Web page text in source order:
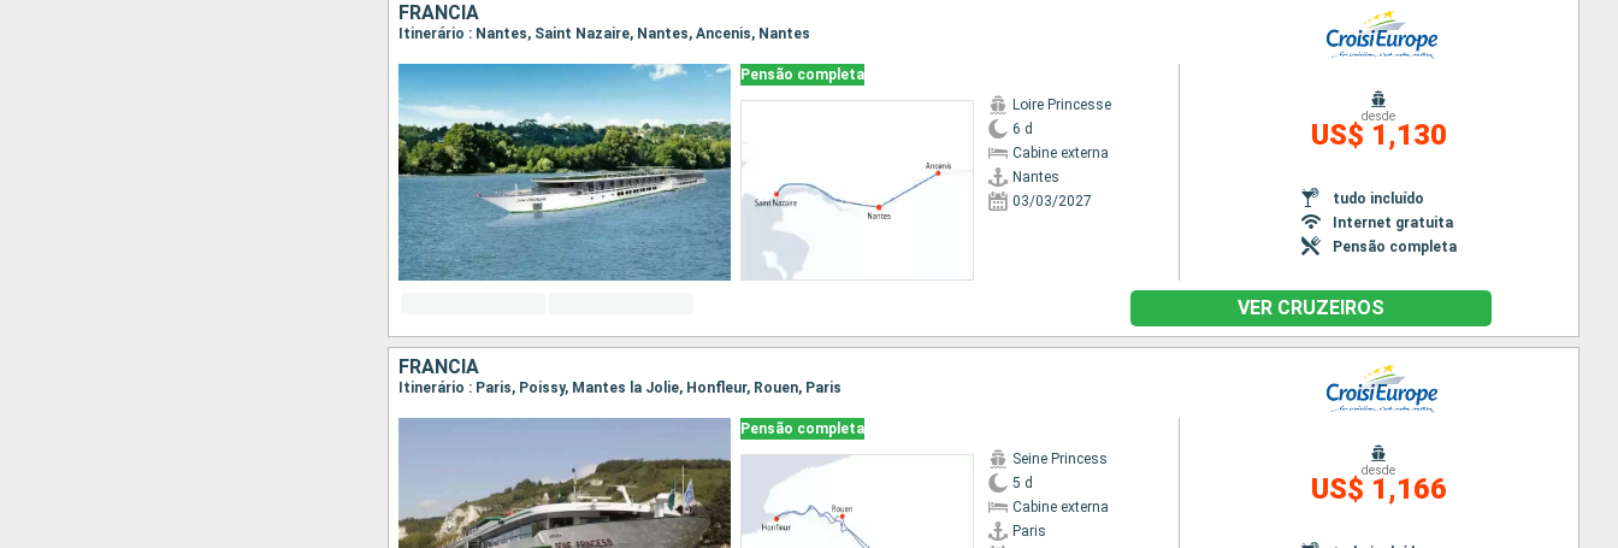
FRANCIA
Itinerário : Nantes, Saint Nazaire, Nantes, Ancenis, Nantes
Pensão completa
Loire Princesse
6 d
Cabine externa
Nantes
03/03/2027
desde
US$ 1,130
tudo incluído
Internet gratuita
Pensão completa
VER CRUZEIROS
FRANCIA
Itinerário : Paris, Poissy, Mantes la Jolie, Honfleur, Rouen, Paris
Pensão completa
Seine Princess
5 d
Cabine externa
Paris
desde
US$ 1,166